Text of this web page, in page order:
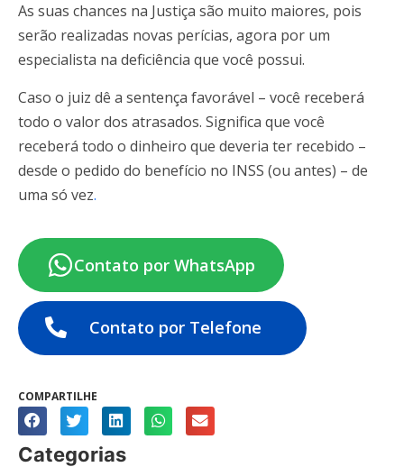
As suas chances na Justiça são muito maiores, pois
serão realizadas novas perícias, agora por um
especialista na deficiência que você possui.
Caso o juiz dê a sentença favorável – você receberá
todo o valor dos atrasados. Significa que você
receberá todo o dinheiro que deveria ter recebido –
desde o pedido do benefício no INSS (ou antes) – de
uma só vez.
Contato por WhatsApp
Contato por Telefone
COMPARTILHE
Categorias